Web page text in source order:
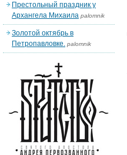
Престольный праздник у
Архангела Михаила palomnik
Золотой октябрь в
Петропавловке. palomnik